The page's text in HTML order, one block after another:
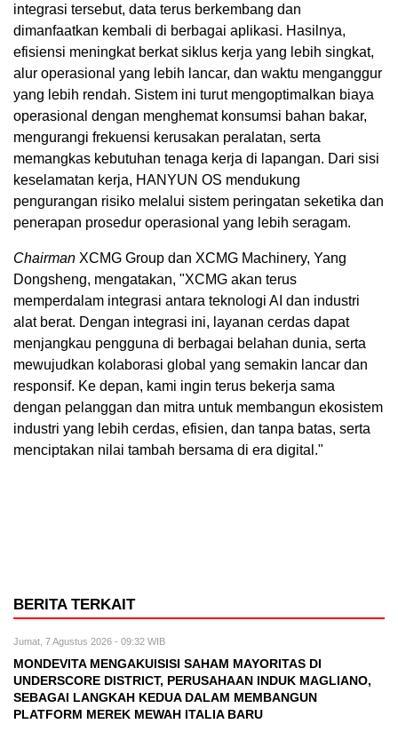
integrasi tersebut, data terus berkembang dan
dimanfaatkan kembali di berbagai aplikasi. Hasilnya,
efisiensi meningkat berkat siklus kerja yang lebih singkat,
alur operasional yang lebih lancar, dan waktu menganggur
yang lebih rendah. Sistem ini turut mengoptimalkan biaya
operasional dengan menghemat konsumsi bahan bakar,
mengurangi frekuensi kerusakan peralatan, serta
memangkas kebutuhan tenaga kerja di lapangan. Dari sisi
keselamatan kerja, HANYUN OS mendukung
pengurangan risiko melalui sistem peringatan seketika dan
penerapan prosedur operasional yang lebih seragam.
Chairman XCMG Group dan XCMG Machinery, Yang
Dongsheng, mengatakan, "XCMG akan terus
memperdalam integrasi antara teknologi AI dan industri
alat berat. Dengan integrasi ini, layanan cerdas dapat
menjangkau pengguna di berbagai belahan dunia, serta
mewujudkan kolaborasi global yang semakin lancar dan
responsif. Ke depan, kami ingin terus bekerja sama
dengan pelanggan dan mitra untuk membangun ekosistem
industri yang lebih cerdas, efisien, dan tanpa batas, serta
menciptakan nilai tambah bersama di era digital."
BERITA TERKAIT
Jumat, 7 Agustus 2026 - 09:32 WIB
MONDEVITA MENGAKUISISI SAHAM MAYORITAS DI
UNDERSCORE DISTRICT, PERUSAHAAN INDUK MAGLIANO,
SEBAGAI LANGKAH KEDUA DALAM MEMBANGUN
PLATFORM MEREK MEWAH ITALIA BARU